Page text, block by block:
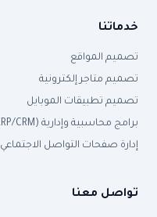
خدماتنا
تصميم المواقع
تصميم متاجر إلكترونية
تصميم تطبيقات الموبايل
برامج محاسبية وإدارية (ERP/CRM)
إدارة صفحات التواصل الاجتماعي
تواصل معنا